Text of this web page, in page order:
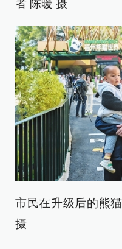
者 陈暖 摄
市民在升级后的熊
摄